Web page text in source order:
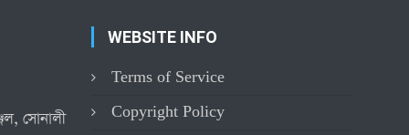
সোনালী
WEBSITE INFO
Terms of Service
Copyright Policy